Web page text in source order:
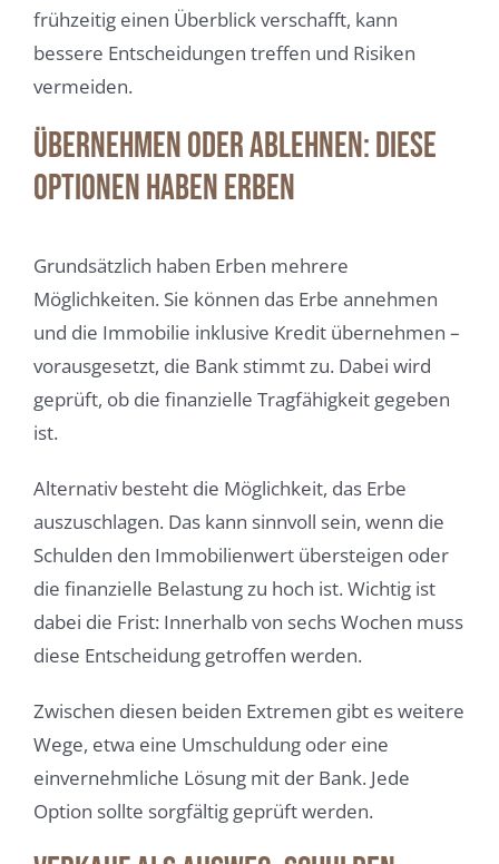
frühzeitig einen Überblick verschafft, kann
bessere Entscheidungen treffen und Risiken
vermeiden.
Übernehmen oder ablehnen: Diese
Optionen haben Erben
Grundsätzlich haben Erben mehrere
Möglichkeiten. Sie können das Erbe annehmen
und die Immobilie inklusive Kredit übernehmen –
vorausgesetzt, die Bank stimmt zu. Dabei wird
geprüft, ob die finanzielle Tragfähigkeit gegeben
ist.
Alternativ besteht die Möglichkeit, das Erbe
auszuschlagen. Das kann sinnvoll sein, wenn die
Schulden den Immobilienwert übersteigen oder
die finanzielle Belastung zu hoch ist. Wichtig ist
dabei die Frist: Innerhalb von sechs Wochen muss
diese Entscheidung getroffen werden.
Zwischen diesen beiden Extremen gibt es weitere
Wege, etwa eine Umschuldung oder eine
einvernehmliche Lösung mit der Bank. Jede
Option sollte sorgfältig geprüft werden.